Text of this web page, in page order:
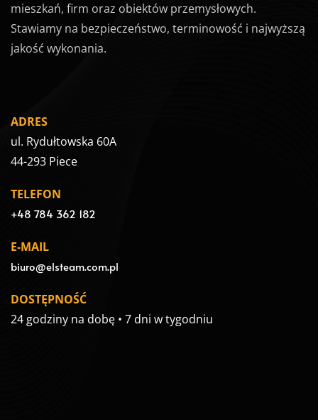
mieszkań, firm oraz obiektów przemysłowych.
Stawiamy na bezpieczeństwo, terminowość i najwyższą
jakość wykonania.
ADRES
ul. Rydułtowska 60A
44-293 Piece
TELEFON
+48 784 362 182
E-MAIL
biuro@elsteam.com.pl
DOSTĘPNOŚĆ
24 godziny na dobę • 7 dni w tygodniu